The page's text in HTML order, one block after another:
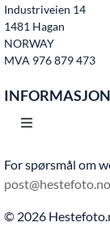
Industriveien 14
1481 Hagan
NORWAY
MVA 976 879 473
INFORMASJON
Toggle
Hjem
Bruksvilkår
For spørsmål om
post@hestefoto.no
© 2026